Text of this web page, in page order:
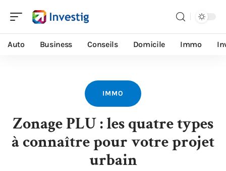
Auto Business Conseils Domicile Immo
IMMO
Zonage PLU : les quatre types
à connaître pour votre projet
urbain